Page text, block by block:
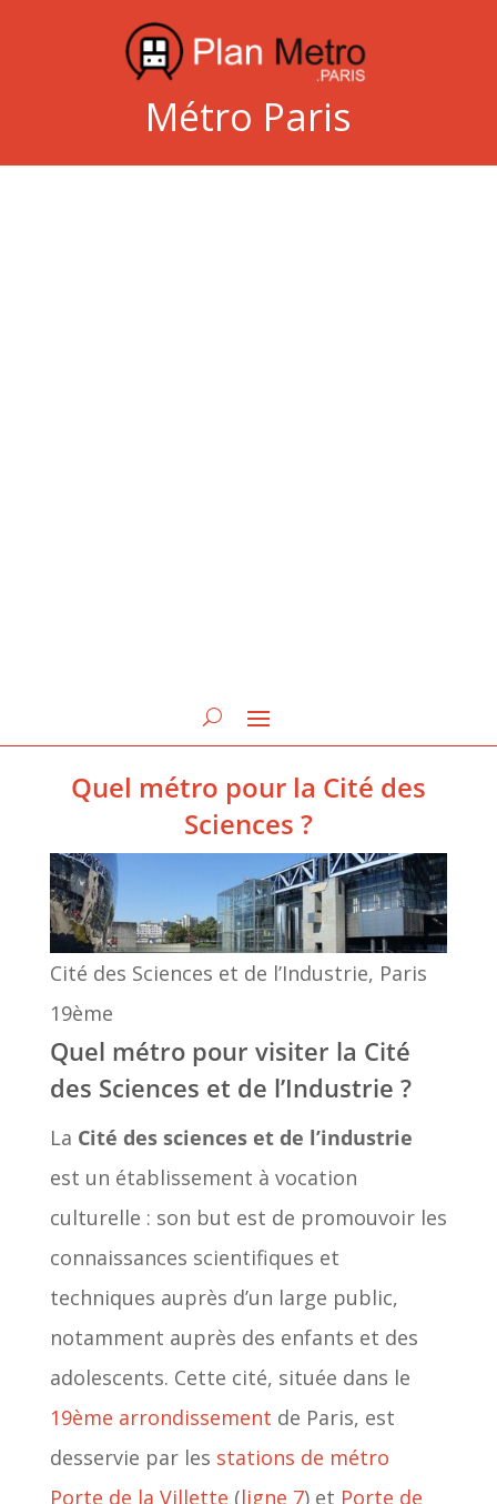
Métro Paris
Quel métro pour la Cité des
Sciences ?
Cité des Sciences et de l’Industrie, Paris
19ème
Quel métro pour visiter la Cité
des Sciences et de l’Industrie ?
La Cité des sciences et de l’industrie
est un établissement à vocation
culturelle : son but est de promouvoir les
connaissances scientifiques et
techniques auprès d’un large public,
notamment auprès des enfants et des
adolescents. Cette cité, située dans le
19ème arrondissement de Paris, est
desservie par les stations de métro
Porte de la Villette (ligne 7) et Porte de